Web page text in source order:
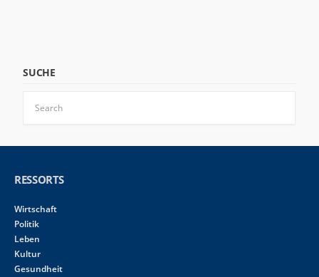
SUCHE
RESSORTS
Wirtschaft
Politik
Leben
Kultur
Gesundheit